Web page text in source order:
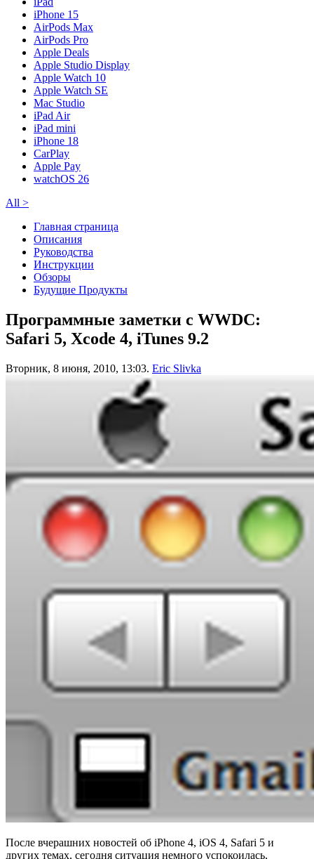
iPhone 15
AirPods Max
AirPods Pro
Apple Deals
Apple Studio Display
Apple Watch 10
Apple Watch SE
Mac Studio
iPad Air
iPad mini
iPhone 18
CarPlay
Apple Pay
watchOS 26
All >
Главная страница
Описания
Руководства
Инструкции
Обзоры
Будущие Продукты
Программные заметки с WWDC:
Safari 5, Xcode 4, iTunes 9.2
Вторник, 8 июня, 2010, 13:03. Eric Slivka
После вчерашних новостей об iPhone 4, iOS 4, Safari 5 и
других темах, сегодня ситуация немного успокоилась,